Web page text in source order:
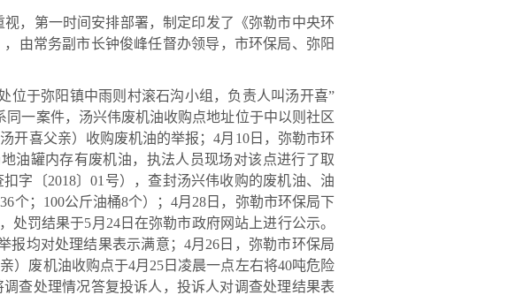
，第一时间安排部署，制定印发了《弥勒市中央环
，由常务副市长钟俊峰任督办领导，市环保局、弥阳
于弥阳镇中雨则村滚石沟小组，负责人叫汤开喜”
一案件，汤兴伟废机油收购点地址位于中以则社区
开喜父亲）收购废机油的举报；4月10日，弥勒市环
油罐内存有废机油，执法人员现场对该点进行了取
字〔2018〕01号），查封汤兴伟收购的废机油、油
个；100公斤油桶8个）；4月28日，弥勒市环保局下
处罚结果于5月24日在弥勒市政府网站上进行公示。
报均对处理结果表示满意；4月26日，弥勒市环保局
）废机油收购点于4月25日凌晨一点左右将40吨危险
查处理情况答复投诉人，投诉人对调查处理结果表